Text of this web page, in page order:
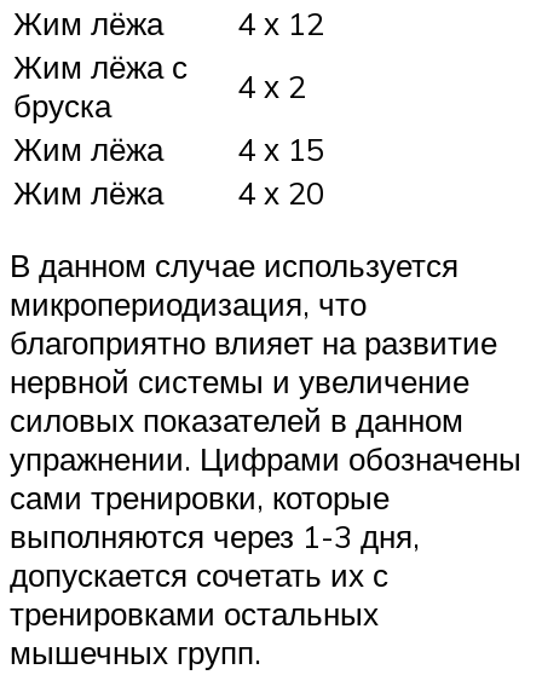
Жим лёжа
4 х 12
Жим лёжа с
бруска
4 х 2
Жим лёжа
4 х 15
Жим лёжа
4 х 20
В данном случае используется
микропериодизация, что
благоприятно влияет на развитие
нервной системы и увеличение
силовых показателей в данном
упражнении. Цифрами обозначены
сами тренировки, которые
выполняются через 1-3 дня,
допускается сочетать их с
тренировками остальных
мышечных групп.